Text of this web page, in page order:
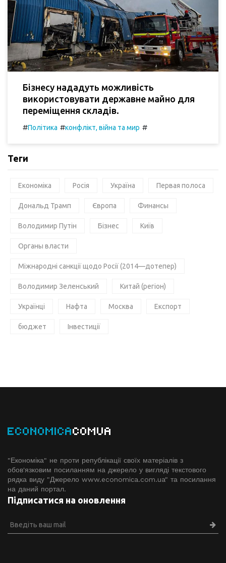
Бізнесу нададуть можливість
використовувати державне майно для
переміщення складів.
#Політика #конфлікт, війна та мир #
Теги
Економіка Росія Україна Первая полоса
Дональд Трамп Європа Финансы
Володимир Путін Бізнес Київ
Органы власти
Міжнародні санкції щодо Росії (2014—дотепер)
Володимир Зеленський Китай (регіон)
Українці Нафта Москва Експорт
бюджет Інвестиції
ECONOMICACOMUA
"Економіка" не проти републікації своїх матеріалів з
обов'язковим посиланням на джерело у вигляді текстового
рядка виду "Джерело www.economiсa.com.ua" та посилання
на даний портал.
Підписатися на оновлення